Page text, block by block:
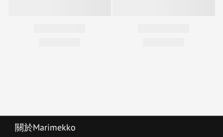
關於Marimekko